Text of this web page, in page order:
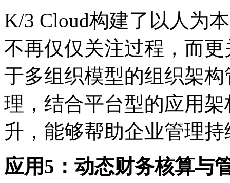
K/3 Cloud构建了以人为
不再仅仅关注过程，而
于多组织模型的组织架
理，结合平台型的应用
升，能够帮助企业管理
应用5：动态财务核算与